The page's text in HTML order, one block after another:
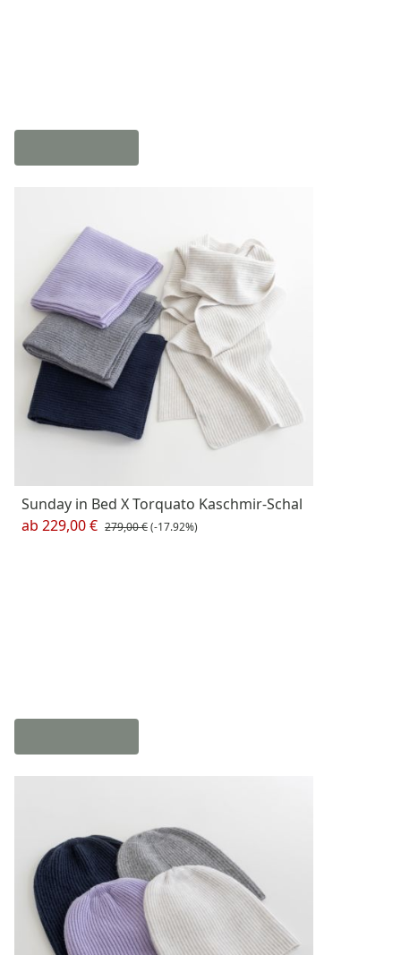
Sunday in Bed X Torquato Kaschmir-Schal
ab 229,00 € 279,00 €(-17.92%)